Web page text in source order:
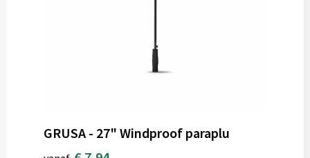
GRUSA - 27" Windproof paraplu